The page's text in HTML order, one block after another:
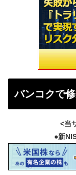
バンコクで
<当
●新